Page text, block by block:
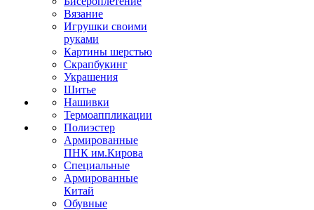
Вязание
Игрушки своими
руками
Картины шерстью
Скрапбукинг
Украшения
Шитье
Нашивки
Термоаппликации
Полиэстер
Армированные
ПНК им.Кирова
Специальные
Армированные
Китай
Обувные